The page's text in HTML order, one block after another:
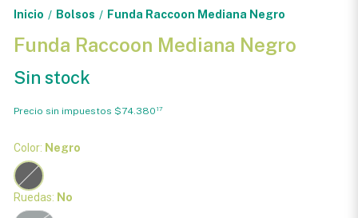
Inicio / Bolsos / Funda Raccoon Mediana Negro
Funda Raccoon Mediana Negro
Sin stock
Precio sin impuestos $74.380 17
Color: Negro
Ruedas: No